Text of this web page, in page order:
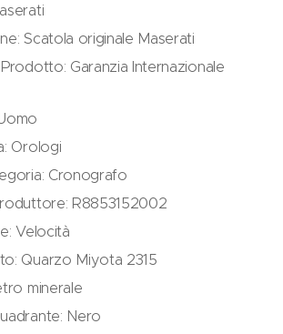
Scatola originale Maserati
Garanzia Internazionale
Orologi
Cronografo
R8853152002
Velocità
Quarzo Miyota 2315
minerale
Nero